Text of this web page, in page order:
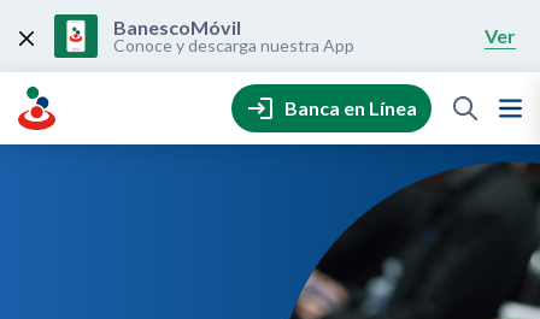
content
BanescoMóvil
Conoce y descarga nuestra App Ver
Banca en Línea